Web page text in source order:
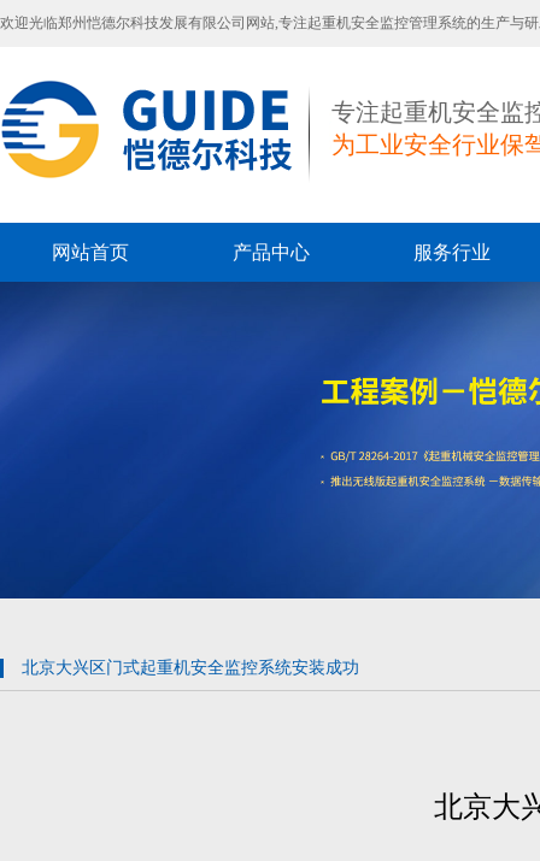
欢迎光临郑州恺德尔科技发展有限公司网站,专注起重机安全监控管理系统的生产与
专注起重机安全监
为工业安全行业保
网站首页 产品中心 服务行业
北京大兴区门式起重机安全监控系统安装成功
北京大